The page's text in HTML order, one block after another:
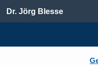
Dr. Jörg Blesse